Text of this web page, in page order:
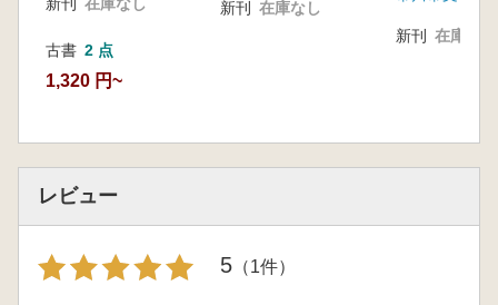
新刊 在庫なし
古書 2 点
1,320 円~
新刊
在庫なし
新刊
在庫なし
レビュー
5 （1件）